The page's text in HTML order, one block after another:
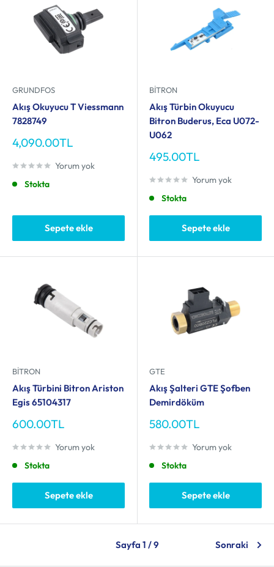
GRUNDFOS
Akış Okuyucu T Viessmann
7828749
İndirimli
fiyat
4,090.00TL
Yorum yok
Stokta
Sepete ekle
BITRON
Akış Türbin Okuyucu
Bitron Buderus, Eca U072-
U062
İndirimli
495.00TL
Yorum yok
Stokta
Sepete ekle
BITRON
Akış Türbini Bitron Ariston
Egis 65104317
İndirimli
600.00TL
Yorum yok
Stokta
Sepete ekle
GTE
Akış Şalteri GTE Şofben
Demirdöküm
İndirimli
580.00TL
Yorum yok
Stokta
Sepete ekle
Sayfa 1 / 9 Sonraki